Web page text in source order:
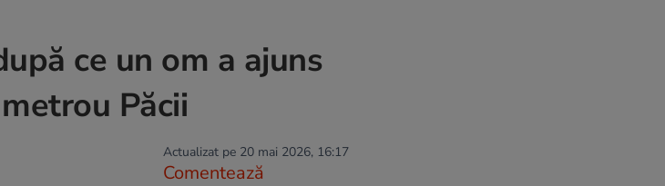
ce un om a ajuns
Păcii
Actualizat pe 20 mai 2026, 16:17
Comentează